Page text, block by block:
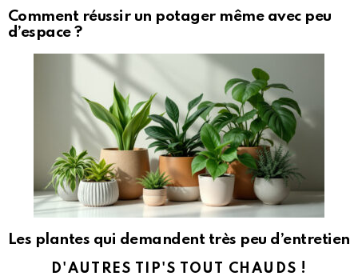
Comment réussir un potager même avec peu
d’espace ?
Les plantes qui demandent très peu d’entretien
D'AUTRES TIP'S TOUT CHAUDS !